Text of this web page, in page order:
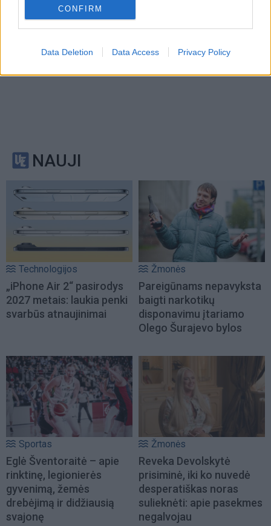
CONFIRM
Data Deletion Data Access Privacy Policy
NAUJI
Technologijos
„iPhone Air 2“ pasirodys
2027 metais: laukia penki
svarbūs atnaujinimai
Žmonės
Pareigūnams nepavyksta
baigti narkotikų
disponavimu įtariamo
Olego Šurajevo bylos
Sportas
Eglė Šventoraitė – apie
rinktinę, legionierės
gyvenimą, žemės
drebėjimą ir didžiausią
svajonę
Žmonės
Reveka Devolskytė
prisiminė, iki ko nuvedė
desperatiškas noras
sulieknėti: apie pasekmes
negalvojau